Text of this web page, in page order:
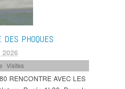
DES PHOQUES
,Visites
RENCONTRE AVEC LES